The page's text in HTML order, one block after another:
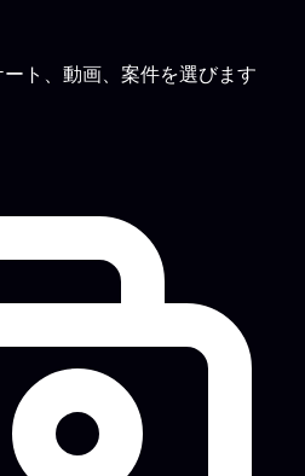
ト、動画、案件を選びます